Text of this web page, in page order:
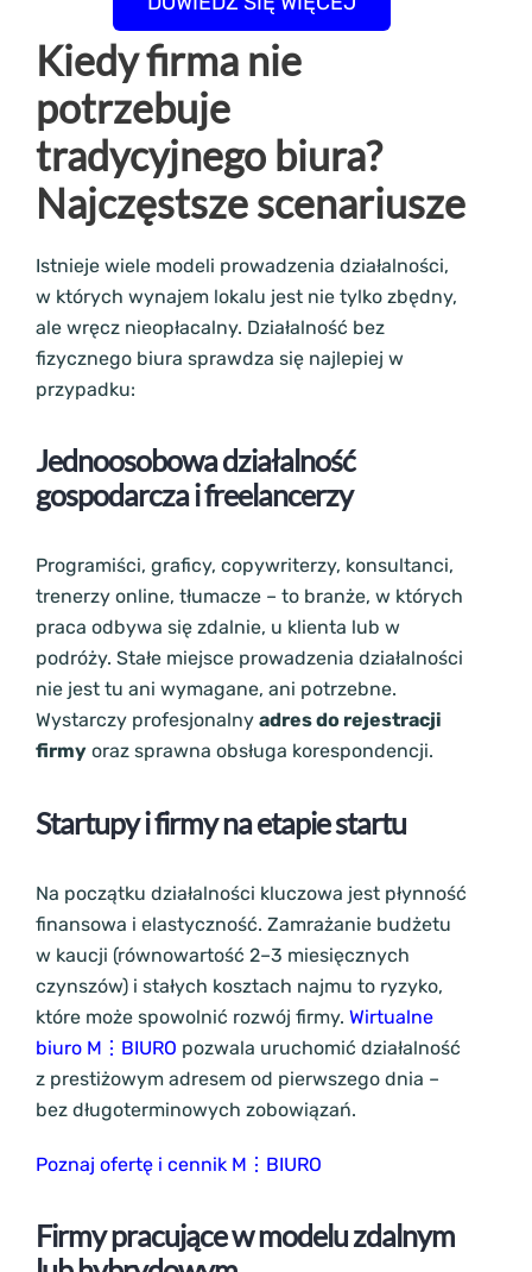
Kiedy firma nie
potrzebuje
tradycyjnego biura?
Najczęstsze scenariusze
Istnieje wiele modeli prowadzenia działalności,
w których wynajem lokalu jest nie tylko zbędny,
ale wręcz nieopłacalny. Działalność bez
fizycznego biura sprawdza się najlepiej w
przypadku:
Jednoosobowa działalność
gospodarcza i freelancerzy
Programiści, graficy, copywriterzy, konsultanci,
trenerzy online, tłumacze – to branże, w których
praca odbywa się zdalnie, u klienta lub w
podróży. Stałe miejsce prowadzenia działalności
nie jest tu ani wymagane, ani potrzebne.
Wystarczy profesjonalny adres do rejestracji
firmyoraz sprawna obsługa korespondencji.
Startupy i firmy na etapie startu
Na początku działalności kluczowa jest płynność
finansowa i elastyczność. Zamrażanie budżetu
w kaucji (równowartość 2–3 miesięcznych
czynszów) i stałych kosztach najmu to ryzyko,
które może spowolnić rozwój firmy. Wirtualne
biuro M⋮BIURO pozwala uruchomić działalność
z prestiżowym adresem od pierwszego dnia –
bez długoterminowych zobowiązań.
Poznaj ofertę i cennik M⋮BIURO
Firmy pracujące w modelu zdalnym